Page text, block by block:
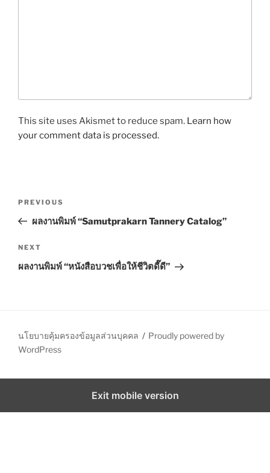
This site uses Akismet to reduce spam. Learn how
your comment data is processed.
s
t
n
g
a
i
n
P
r
v
i
o
s
PREVIOUS
ผลงานพิมพ์ “Samutprakarn Tannery Catalog”
N
e
s
t
NEXT
ผลงานพิมพ์ “หนังสือบวชเพื่อให้ชีวิตดี๊ดี”
นโยบายคุ้มครองข้อมูลส่วนบุคคล
Proudly powered by
WordPress
Exit mobile version